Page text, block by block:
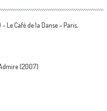
– Le Café de la Danse – Paris,
(2007)